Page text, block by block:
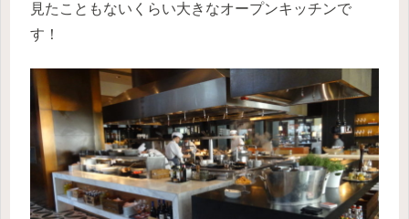
見たこともないくらい大きなオープンキッチンで
す！